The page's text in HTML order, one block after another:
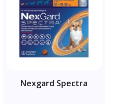
Nexgard Spectra